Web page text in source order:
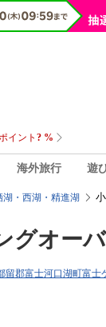
海外旅行 遊
・西湖・精進湖
グオー
留郡富士河口湖町富士